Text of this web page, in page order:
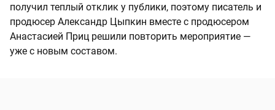
получил теплый отклик у публики, поэтому писатель и
продюсер Александр Цыпкин вместе с продюсером
Анастасией Приц решили повторить мероприятие —
уже с новым составом.